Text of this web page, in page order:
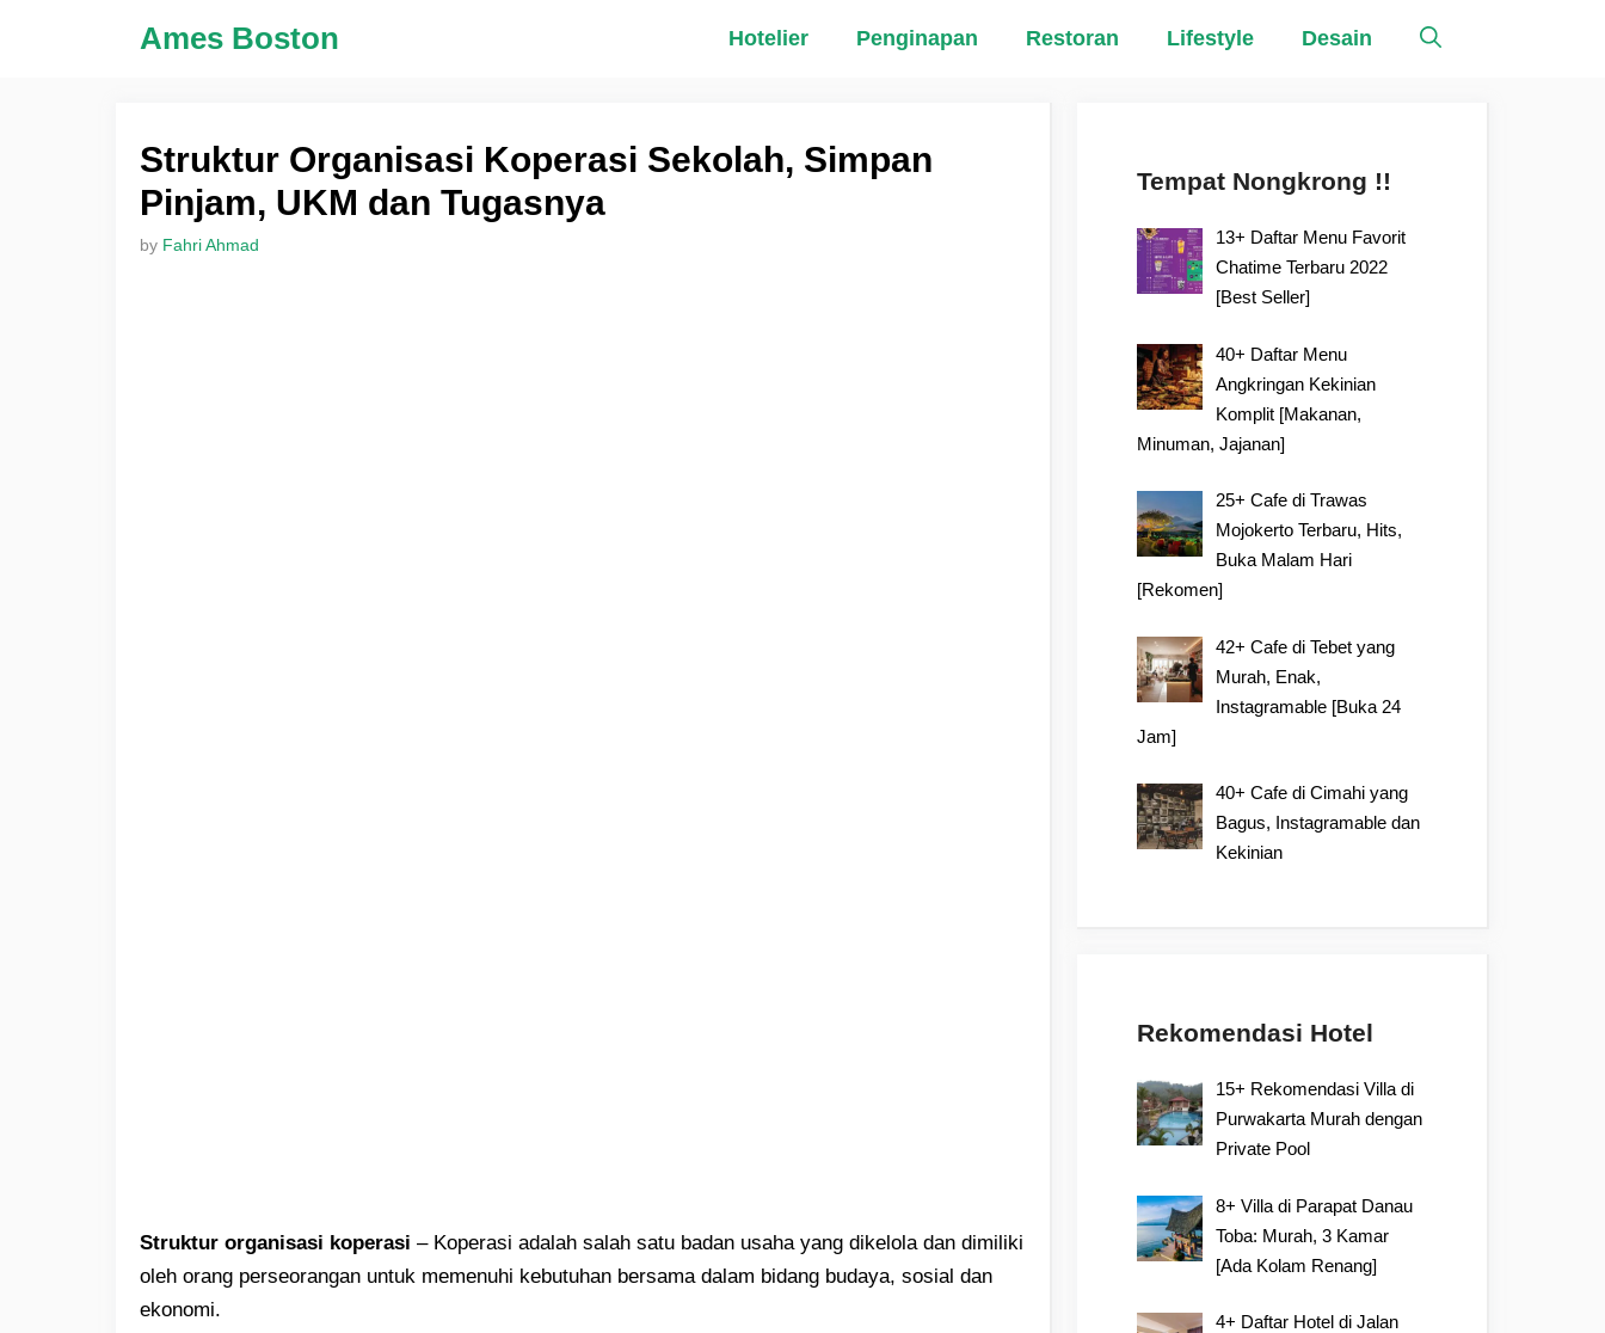
Ames Boston Hotelier Penginapan Restoran Lifestyle Desain
Struktur Organisasi Koperasi Sekolah, Simpan
Pinjam, UKM dan Tugasnya
by Fahri Ahmad
Struktur organisasi koperasi – Koperasi adalah salah satu badan usaha yang dikelola dan dimiliki
oleh orang perseorangan untuk memenuhi kebutuhan bersama dalam bidang budaya, sosial dan
ekonomi.
Tempat Nongkrong !!
13+ Daftar Menu Favorit
Chatime Terbaru 2022
[Best Seller]
40+ Daftar Menu
Angkringan Kekinian
Komplit [Makanan,
Minuman, Jajanan]
25+ Cafe di Trawas
Mojokerto Terbaru, Hits,
Buka Malam Hari
[Rekomen]
42+ Cafe di Tebet yang
Murah, Enak,
Instagramable [Buka 24
Jam]
40+ Cafe di Cimahi yang
Bagus, Instagramable dan
Kekinian
Rekomendasi Hotel
15+ Rekomendasi Villa di
Purwakarta Murah dengan
Private Pool
8+ Villa di Parapat Danau
Toba: Murah, 3 Kamar
[Ada Kolam Renang]
4+ Daftar Hotel di Jalan